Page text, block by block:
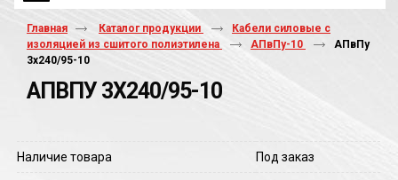
Главная Каталог продукции
Кабели силовые с
изоляцией из сшитого полиэтилена
АПвПу-10
АПвПу
3х240/95-10
АПВПУ 3Х240/95-10
Наличие товара Под заказ